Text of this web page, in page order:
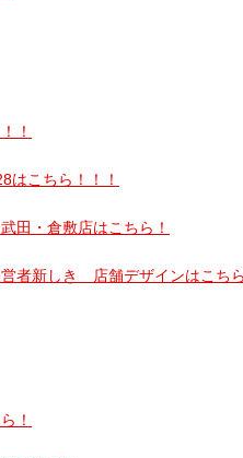
！
こちら！！！
田・倉敷店はこちら！
者新しき 店舗デザインはこちら
！